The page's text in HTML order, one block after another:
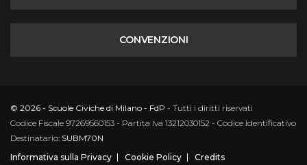
CONVENZIONI
© 2026 - Scuole Civiche di Milano - FdP - Tutti i diritti riservati
Codice Fiscale 97269560153 - Partita Iva 13212030152 - Codice Identificativo
Destinatario: SUBM70N
Informativa sulla Privacy
Cookie Policy Credits